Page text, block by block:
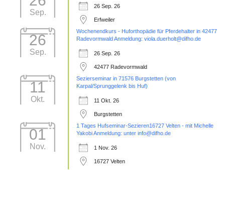
Sep.
26 Sep. 26
Erfweiler
26
Sep.
Wochenendkurs - Huforthopädie für Pferdehalter in 42477
Radevormwald Anmeldung: viola.duerholt@difho.de
26 Sep. 26
42477 Radevormwald
11
Okt.
Sezierseminar in 71576 Burgstetten (von
Karpal/Sprunggelenk bis Huf)
11 Okt. 26
Burgstetten
01
Nov.
1 Tages Hufseminar-Sezieren16727 Velten - mit Michelle
Yakobi Anmeldung: unter info@difho.de
1 Nov. 26
16727 Velten